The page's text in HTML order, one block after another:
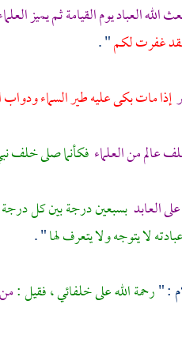
الله العباد يوم القيامة ثم يميز
غفرت لكم" .
إذا مات بكى عليه طير السماء
عالم من العلماء فكأنما صلى خلف
العابد بسبعين درجة بين كل
لا يتوجه ولا يتعرف لها" .
: "رحمة الله على خلفائي ، فقيل :